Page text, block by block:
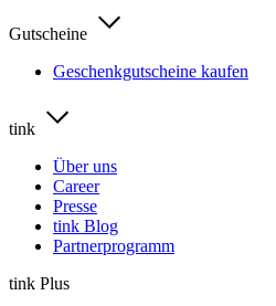
Gutscheine
Geschenkgutscheine kaufen
tink
Über uns
Career
Presse
tink Blog
Partnerprogramm
tink Plus